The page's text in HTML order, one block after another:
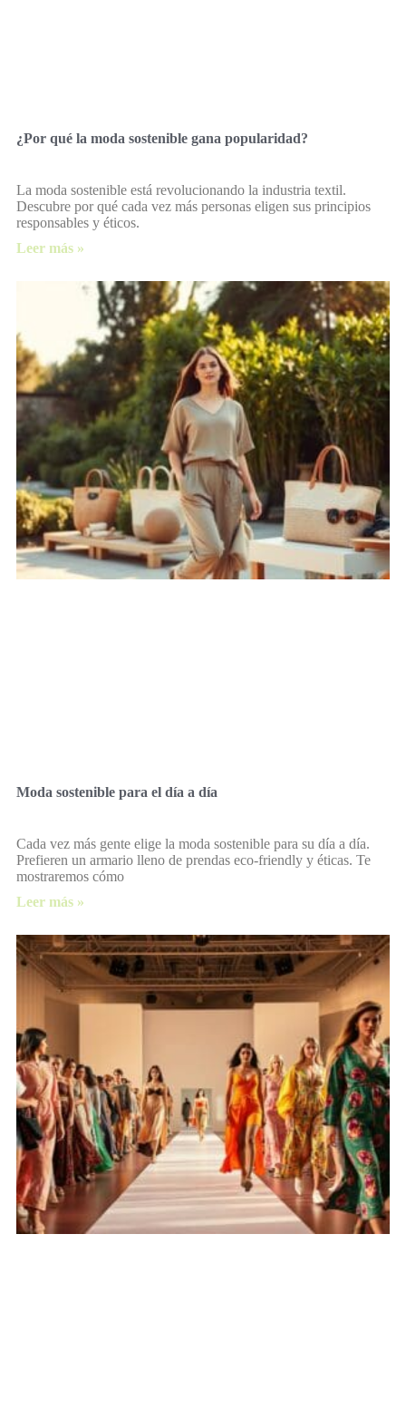
¿Por qué la moda sostenible gana popularidad?
La moda sostenible está revolucionando la industria textil.
Descubre por qué cada vez más personas eligen sus principios
responsables y éticos.
Leer más »
Moda sostenible para el día a día
Cada vez más gente elige la moda sostenible para su día a día.
Prefieren un armario lleno de prendas eco-friendly y éticas. Te
mostraremos cómo
Leer más »